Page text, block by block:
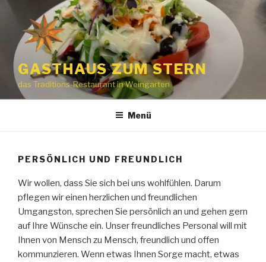
springen
GASTHAUS ZUM STERN
das Traditions-Restaurant in Weingarten
Menü
PERSÖNLICH UND FREUNDLICH
Wir wollen, dass Sie sich bei uns wohlfühlen. Darum
pflegen wir einen herzlichen und freundlichen
Umgangston, sprechen Sie persönlich an und gehen gern
auf Ihre Wünsche ein. Unser freundliches Personal will mit
Ihnen von Mensch zu Mensch, freundlich und offen
kommunzieren. Wenn etwas Ihnen Sorge macht, etwas